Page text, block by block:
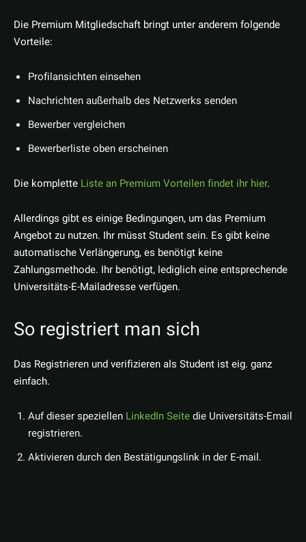
Die Premium Mitgliedschaft bringt unter anderem folgende
Vorteile:
Profilansichten einsehen
Nachrichten außerhalb des Netzwerks senden
Bewerber vergleichen
Bewerberliste oben erscheinen
Die komplette Liste an Premium Vorteilen findet ihr hier.
Allerdings gibt es einige Bedingungen, um das Premium
Angebot zu nutzen. Ihr müsst Student sein. Es gibt keine
automatische Verlängerung, es benötigt keine
Zahlungsmethode. Ihr benötigt, lediglich eine entsprechende
Universitäts-E-Mailadresse verfügen.
So registriert man sich
Das Registrieren und verifizieren als Student ist eig. ganz
einfach.
Auf dieser speziellen LinkedIn Seitedie Universitäts-Email
registrieren.
Aktivieren durch den Bestätigungslink in der E-mail.